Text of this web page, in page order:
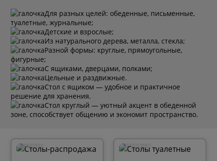
Для разных целей: обеденные, письменные,
туалетные, журнальные;
Детские и взрослые;
Из натурального дерева, металла, стекла;
Разной формы: круглые, прямоугольные,
фигурные;
С ящиками, дверцами, полками;
Цельные и раздвижные.
Стол с ящиком — удобное и практичное
решение для хранения.
Стол круглый — уютный акцент в обеденной
зоне, способствует общению и экономит пространство.
28 шт. 147 шт.